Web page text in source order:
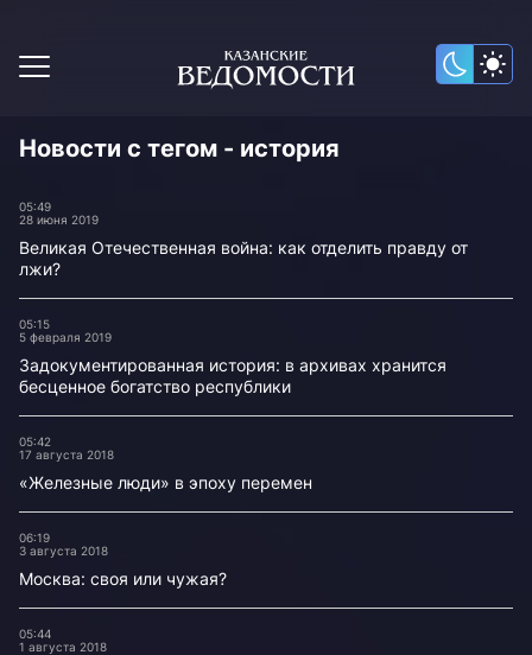
Новости с тегом - история
05:49
28 июня 2019
Великая Отечественная война: как отделить правду от
лжи?
05:15
5 февраля 2019
Задокументированная история: в архивах хранится
бесценное богатство республики
05:42
17 августа 2018
«Железные люди» в эпоху перемен
06:19
3 августа 2018
Москва: своя или чужая?
05:44
1 августа 2018